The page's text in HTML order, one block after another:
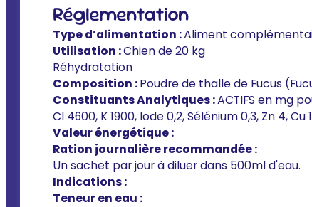
Réglementation
Type d’alimentation :Aliment
Utilisation :Chien de 20 kg
Réhydratation
Composition :Poudre de thalle de Fucus
Constituants Analytiques :ACTIFS en mg
Cl 4600, K 1900, Iode 0,2, Sélénium 0,3, Zn 4, Cu
Valeur énergétique :
Ration journalière recommandée :
Un sachet par jour à diluer dans 500ml d'eau.
Indications :
Teneur en eau :